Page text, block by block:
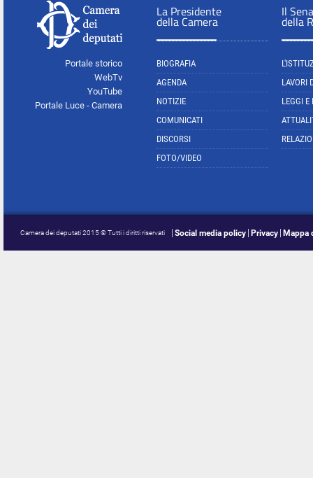
Portale storico
WebTv
YouTube
Portale Luce - Camera
La Presidente
della Camera
BIOGRAFIA
AGENDA
NOTIZIE
COMUNICATI
DISCORSI
FOTO/VIDEO
Il
della
LAVORI
LEGGI E
Camera dei deputati 2015 © Tutti i diritti riservati Social media policy Privacy Mappa